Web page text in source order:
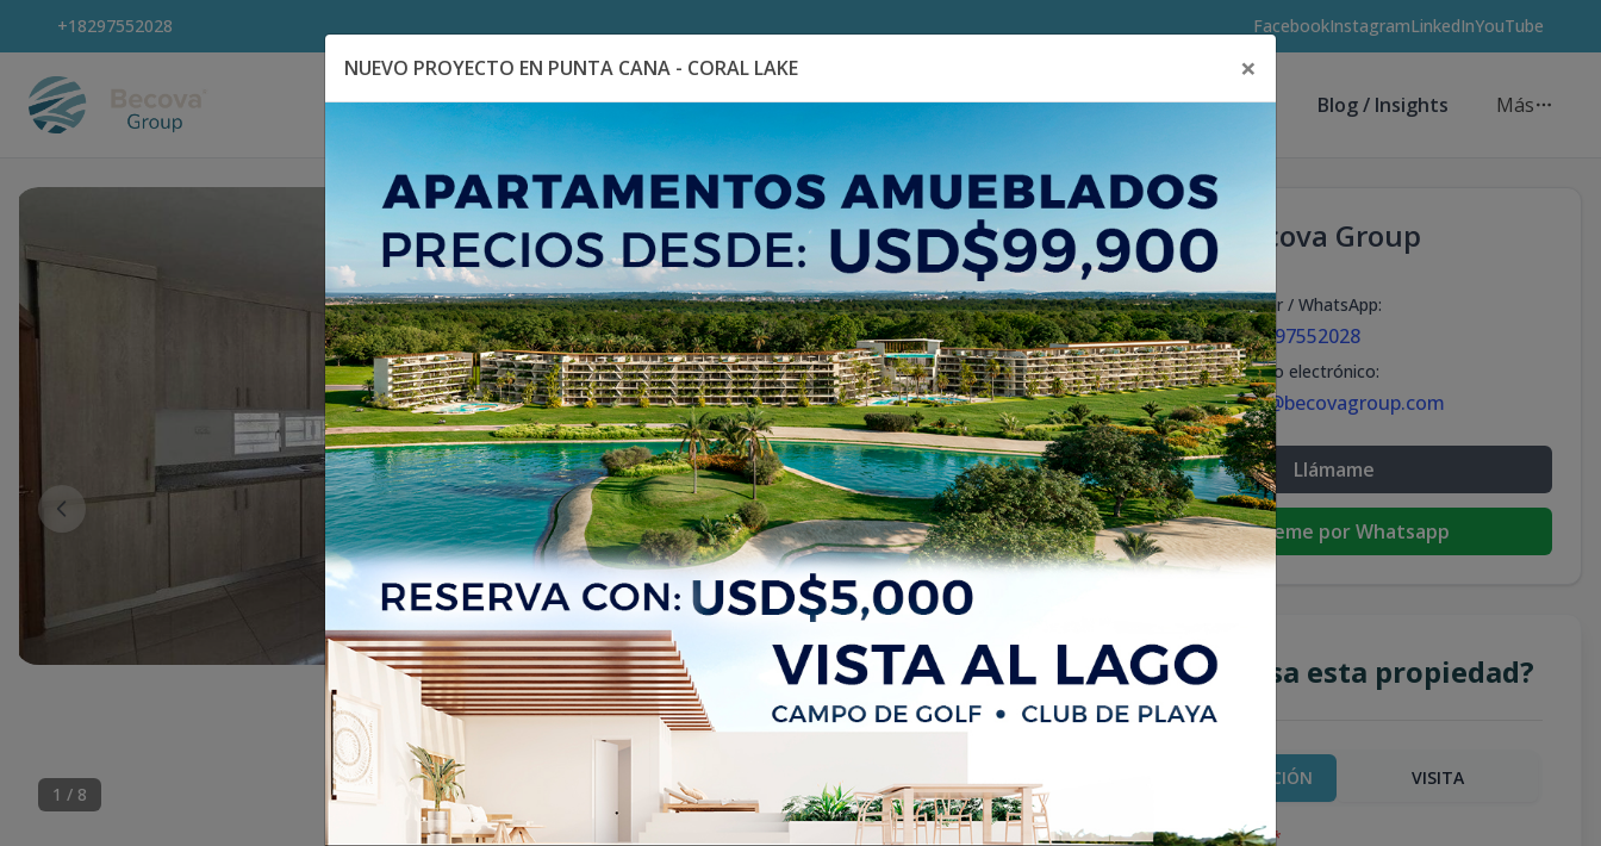
+18297552028 FacebookInstagramLinkedInYouTube
Explora Propiedades Catálogo de Proyectos Guía de inversión Asesores de Inversión Blog / Insights Más
1 / 8
Becova Group
Celular / WhatsApp:
+18297552028
Correo electrónico:
info@becovagroup.com
Llámame
Escribeme por Whatsapp
¿Te interesa esta propiedad?
MÁS INFORMACIÓN VISITA
Nombre completo*
NUEVO PROYECTO EN PUNTA CANA - CORAL LAKE ×